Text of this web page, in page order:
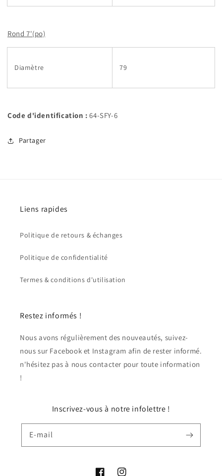
Rond 7'(po)
Diamètre 79
Code d'identification : 64-SFY-6
Partager
Liens rapides
Politique de retours & échanges
Politique de confidentialité
Termes & conditions d'utilisation
Restez informés !
Nous avons régulièrement des nouveautés, suivez-
nous sur Facebook et Instagram afin de rester informé.
n'hésitez pas à nous contacter pour toute information
!
Inscrivez-vous à notre infolettre !
E-mail